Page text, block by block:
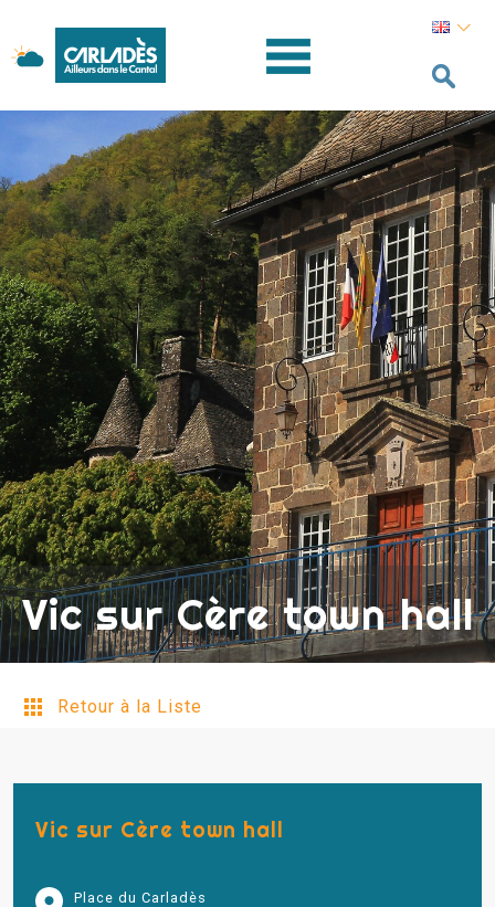
Vic sur Cère town hall
Retour à la Liste
Vic sur Cère town hall
Place du Carladès